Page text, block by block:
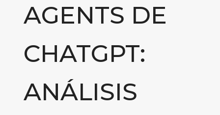
AGENTS DE
CHATGPT:
ANÁLISIS